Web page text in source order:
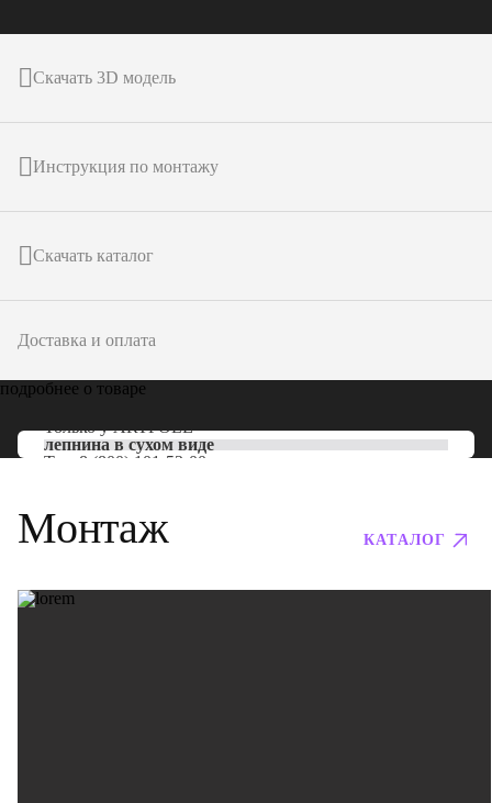
Скачать 3D модель
Инструкция по монтажу
Скачать каталог
Доставка и оплата
подробнее о товаре
Только уARTPOLE
лепнина в сухом виде
Тел: 8 (800) 101-53-00
Монтаж КАТАЛОГ